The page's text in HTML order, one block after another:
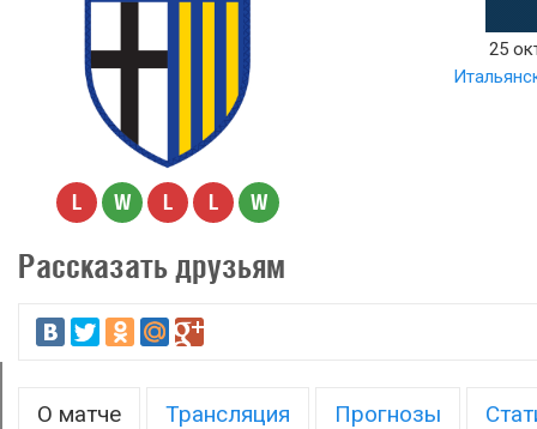
L W L L W
25
Рассказать друзьям
О матче Трансляция Прогнозы